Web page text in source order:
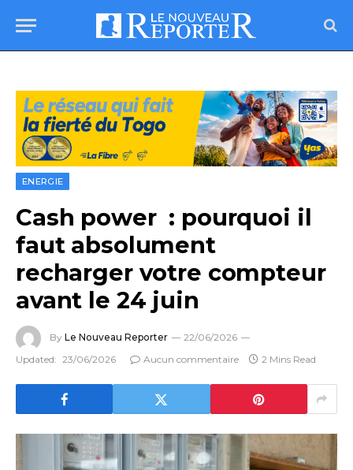
ENERGIE
Cash power : pourquoi il
faut absolument
recharger votre compteur
avant le 24 juin
By Le Nouveau Reporter
22/06/2026
Updated: 23/06/2026 Aucun commentaire 2 Mins Read